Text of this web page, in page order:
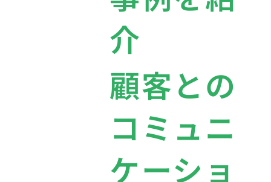
介
顧客との
コミュニ
ケーショ